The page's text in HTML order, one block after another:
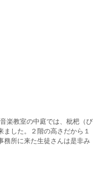
楽教室の中庭では、枇杷（び
した。２階の高さだから１
務所に来た生徒さんは是非み